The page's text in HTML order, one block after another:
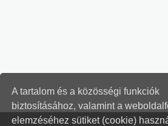
A tartalom és a közösségi funkciók
biztosításához, valamint a
elemzéséhez sütiket (cookie)